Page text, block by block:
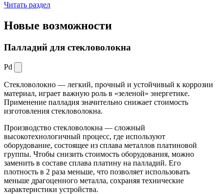
Читать раздел
Новые возможности
Палладий для стекловолокна
Pd
Стекловолокно — легкий, прочный и устойчивый к коррозии
материал, играет важную роль в «зеленой» энергетике.
Применение палладия значительно снижает стоимость
изготовления стекловолокна.
Производство стекловолокна — сложный
высокотехнологичный процесс, где используют
оборудование, состоящее из сплава металлов платиновой
группы. Чтобы снизить стоимость оборудования, можно
заменить в составе сплава платину на палладий. Его
плотность в 2 раза меньше, что позволяет использовать
меньше драгоценного металла, сохраняя технические
характеристики устройства.